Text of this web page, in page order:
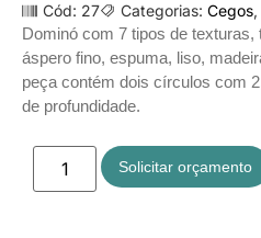
Cód: 27 Categorias: Cegos,
Dominó com 7 tipos de
áspero fino, espuma, liso,
peça contém dois círculos com
de profundidade.
Solicitar orçamento